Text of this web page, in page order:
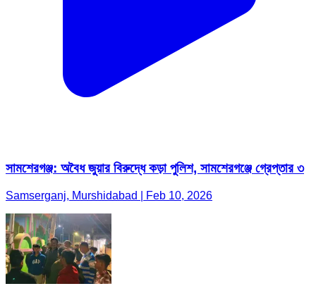
সামশেরগঞ্জ: অবৈধ জুয়ার বিরুদ্ধে কড়া পুলিশ, সামশেরগঞ্জে গ্রেপ্তার ৩
Samserganj, Murshidabad | Feb 10, 2026